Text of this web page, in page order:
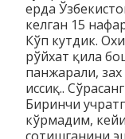
ерда
келган 15
Кўп кутдик.
рўйхат қила
панжарали,
иссиқ..
Биринчи
кўрмадим,